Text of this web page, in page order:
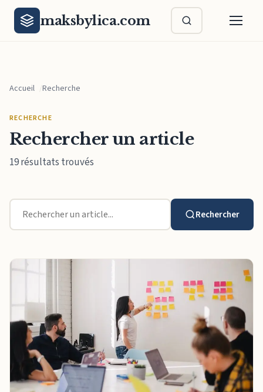
Aller au contenu principal
maksbylica.com
Accueil Recherche
RECHERCHE
Rechercher un article
19 résultats trouvés
Rechercher
Rechercher